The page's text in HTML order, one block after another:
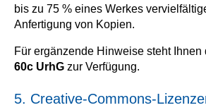
bis zu 75 % eines Werkes
Anfertigung von Kopien.
Für ergänzende Hinweise steht Ihnen
60c UrhG zur Verfügung.
5. Creative-Commons-